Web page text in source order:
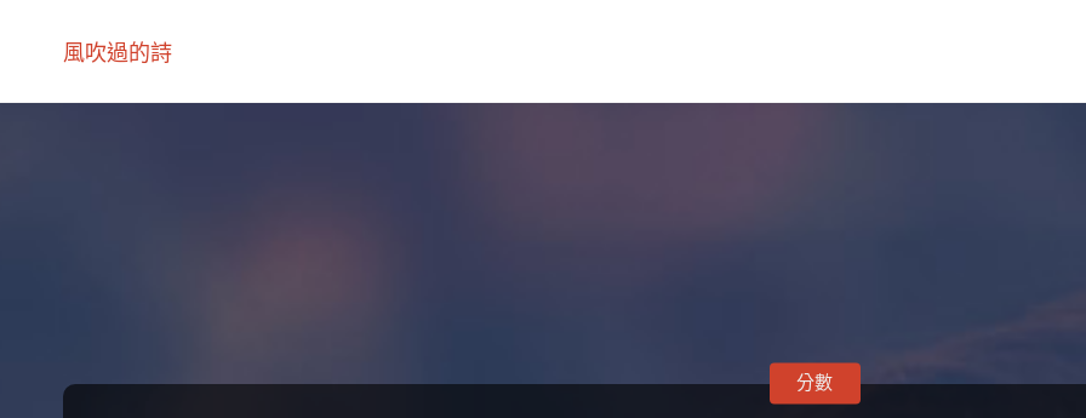
風吹過的詩
分數